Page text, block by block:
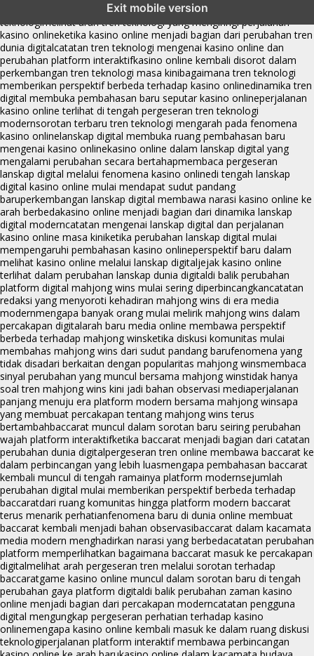
Exit mobile version
kasino online muncul seiring pergeseran tren platform
teknologimelihat arah tren teknologi yang mengiringi perjalanan
kasino onlineketika kasino online menjadi bagian dari perubahan tren
dunia digitalcatatan tren teknologi mengenai kasino online dan
perubahan platform interaktifkasino online kembali disorot dalam
perkembangan tren teknologi masa kinibagaimana tren teknologi
memberikan perspektif berbeda terhadap kasino onlinedinamika tren
digital membuka pembahasan baru seputar kasino onlineperjalanan
kasino online terlihat di tengah pergeseran tren teknologi
modernsorotan terbaru tren teknologi mengarah pada fenomena
kasino onlinelanskap digital membuka ruang pembahasan baru
mengenai kasino onlinekasino online dalam lanskap digital yang
mengalami perubahan secara bertahapmembaca pergeseran
lanskap digital melalui fenomena kasino onlinedi tengah lanskap
digital kasino online mulai mendapat sudut pandang
baruperkembangan lanskap digital membawa narasi kasino online ke
arah berbedakasino online menjadi bagian dari dinamika lanskap
digital moderncatatan mengenai lanskap digital dan perjalanan
kasino online masa kiniketika perubahan lanskap digital mulai
mempengaruhi pembahasan kasino onlineperspektif baru dalam
melihat kasino online melalui lanskap digitaljejak kasino online
terlihat dalam perubahan lanskap dunia digitaldi balik perubahan
platform digital mahjong wins mulai sering diperbincangkancatatan
redaksi yang menyoroti kehadiran mahjong wins di era media
modernmengapa banyak orang mulai melirik mahjong wins dalam
percakapan digitalarah baru media online membawa perspektif
berbeda terhadap mahjong winsketika diskusi komunitas mulai
membahas mahjong wins dari sudut pandang barufenomena yang
tidak disadari berkaitan dengan popularitas mahjong winsmembaca
sinyal perubahan yang muncul bersama mahjong winstidak hanya
soal tren mahjong wins kini jadi bahan observasi mediaperjalanan
panjang menuju era platform modern bersama mahjong winsapa
yang membuat percakapan tentang mahjong wins terus
bertambahbaccarat muncul dalam sorotan baru seiring perubahan
wajah platform interaktifketika baccarat menjadi bagian dari catatan
perubahan dunia digitalpergeseran tren online membawa baccarat ke
dalam perbincangan yang lebih luasmengapa pembahasan baccarat
kembali muncul di tengah ramainya platform modernsejumlah
perubahan digital mulai memberikan perspektif berbeda terhadap
baccaratdari ruang komunitas hingga platform modern baccarat
terus menarik perhatianfenomena baru di dunia online membuat
baccarat kembali menjadi bahan observasibaccarat dalam kacamata
media modern menghadirkan narasi yang berbedacatatan perubahan
platform memperlihatkan bagaimana baccarat masuk ke percakapan
digitalmelihat arah pergeseran tren melalui sorotan terhadap
baccaratgame kasino online muncul dalam sorotan baru di tengah
perubahan gaya platform digitaldi balik perubahan zaman kasino
online menjadi bagian dari percakapan moderncatatan pengguna
digital mengungkap pergeseran perhatian terhadap kasino
onlinemengapa kasino online kembali masuk ke dalam ruang diskusi
teknologiperjalanan platform interaktif membawa perbincangan